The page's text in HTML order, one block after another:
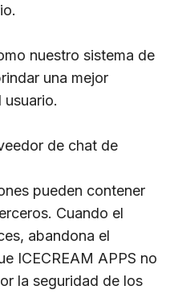
nuestro sistema de
una mejor
de chat de
pueden contener
Cuando el
abandona el
ICECREAM APPS no
la seguridad de los